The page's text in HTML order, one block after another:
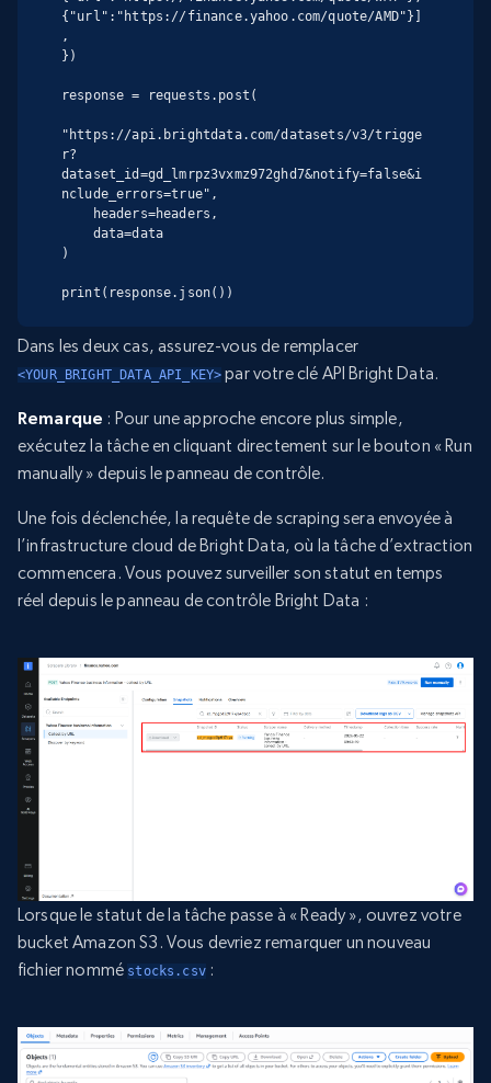
{"url":"https://finance.yahoo.com/quote/AMD"}]
,
})
response = requests.post(
"https://api.brightdata.com/datasets/v3/trigge
r?
dataset_id=gd_lmrpz3vxmz972ghd7&notify=false&i
nclude_errors=true",
)
print(response.json())
Dans les deux cas, assurez-vous de remplacer
<YOUR_BRIGHT_DATA_API_KEY> par votre clé API Bright Data.
Remarque : Pour une approche encore plus simple,
exécutez la tâche en cliquant directement sur le bouton « Run
manually » depuis le panneau de contrôle.
Une fois déclenchée, la requête de scraping sera envoyée à
l’infrastructure cloud de Bright Data, où la tâche d’extraction
commencera. Vous pouvez surveiller son statut en temps
réel depuis le panneau de contrôle Bright Data :
Lorsque le statut de la tâche passe à « Ready », ouvrez votre
bucket Amazon S3. Vous devriez remarquer un nouveau
fichier nommé stocks.csv: